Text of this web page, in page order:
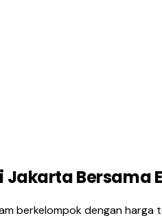
Jakarta Bersama
berkelompok dengan